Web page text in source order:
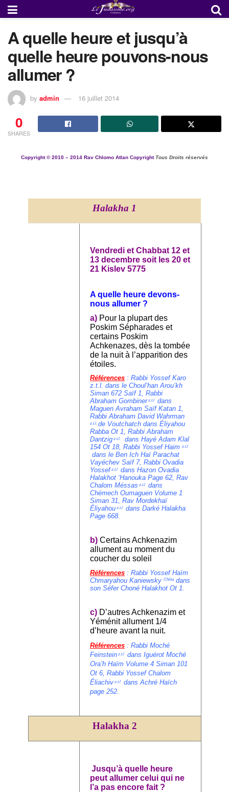
A quelle heure et jusqu’à
quelle heure pouvons-nous
allumer ?
by admin 16 juillet 2014
0
SHARES
Copyright ©2010 – 2014 Rav Chlomo Atlan Copyright Tous Droits réservés
Halakha 1
Vendredi et Chabbat 12 et
13 decembre soit les 20 et
21 Kislev 5775
A quelle heure devons-
nous allumer ?
a) Pour la plupart des
Poskim Sépharades et
certains Poskim
Achkenazes, dès la tombée
de la nuit à l’apparition des
étoiles.
Références : Rabbi Yossef Karo
z.t.l. dans le Choul’han Arou’kh
Siman 672 Saïf 1, Rabbi
Abraham Gombinerz.t.l dans
Maguen Avraham Saïf Katan 1,
Rabbi Abraham David Wahrman
z.t.l. de Voutchatch dans Éliyahou
Rabba Ot 1, Rabbi Abraham
Dantzig z.t.l. dans Hayé Adam Klal
154 Ot 18, Rabbi Yossef Haim z.t.l
dans le Ben Ich Haï Parachat
Vayéchev Saïf 7, Rabbi Ovadia
Yossefz.t.l dans Hazon Ovadia
Halakhot ‘Hanouka Page 62, Rav
Chalom Méssas z.t.l dans
Chémech Oumaguen Volume 1
Siman 31, Rav Mordekhaï
Éliyahou z.t.l dans Darké Halakha
Page 668.
b) Certains Achkenazim
allument au moment du
coucher du soleil
Références : Rabbi Yossef Haïm
Chmaryahou Kaniewsky Chlita dans
son SéferChoné Halakhot Ot 1.
c) D’autres Achkenazim et
Yéménit allument 1/4
d’heure avant la nuit.
Références : Rabbi Moché
Feinstein z.t.l dans Iguérot Moché
Ora’h Haïm Volume 4 Siman 101
Ot 6, Rabbi Yossef Chalom
Éliachiv z.t.l dans Achré Haïch
page 252.
Halakha 2
Jusqu’à quelle heure
peut allumer celui qui ne
l’a pas encore fait ?